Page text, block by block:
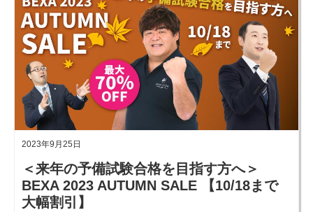
2023年9月25日
＜来年の予備試験合格を目指す方へ＞
BEXA 2023 AUTUMN SALE 【10/18まで
大幅割引】